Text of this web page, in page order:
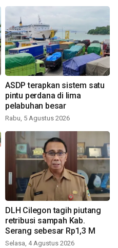
ASDP terapkan sistem satu
pintu perdana di lima
pelabuhan besar
Rabu, 5 Agustus 2026
DLH Cilegon tagih piutang
retribusi sampah Kab.
Serang sebesar Rp1,3 M
Selasa, 4 Agustus 2026